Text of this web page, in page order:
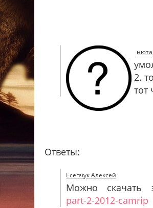
нюта
2.
тот
Ответы:
Есепчук Алексей
Можно скачать
part-2-2012-camrip